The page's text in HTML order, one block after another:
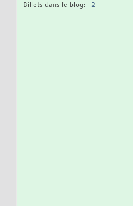
Billets dans le blog
2